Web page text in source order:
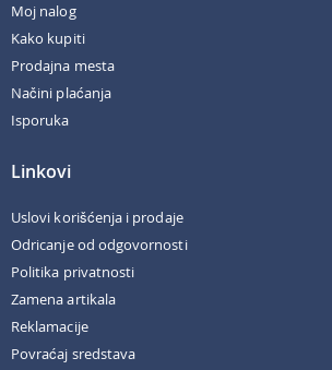
Moj nalog
Kako kupiti
Prodajna mesta
Načini plaćanja
Isporuka
Linkovi
Uslovi korišćenja i prodaje
Odricanje od odgovornosti
Politika privatnosti
Zamena artikala
Reklamacije
Povraćaj sredstava